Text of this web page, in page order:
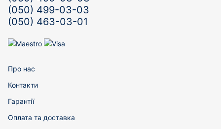
(050) 499-03-03
(050) 463-03-01
Про нас
Контакти
Гарантії
Оплата та доставка